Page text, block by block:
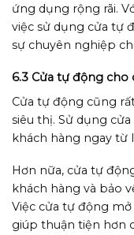
ứng dụng rộng rãi.
việc sử dụng cửa tự
sự chuyên nghiệp
6.3 Cửa tự động cho
Cửa tự động cũng
siêu thị. Sử dụng
khách hàng ngay từ
Hơn nữa, cửa tự
khách hàng và bảo
Việc cửa tự động
giúp thuận tiện hơn